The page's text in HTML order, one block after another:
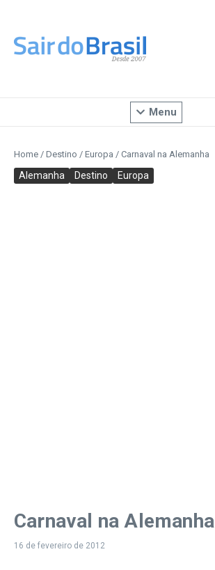
Menu
Home / Destino / Europa / Carnaval na Alemanha
Alemanha Destino Europa
Carnaval na Alemanha
16 de fevereiro de 2012